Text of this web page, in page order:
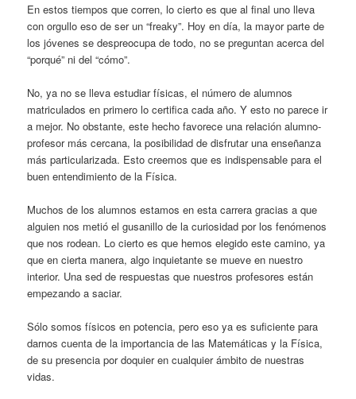
En estos tiempos que corren, lo cierto es que al final uno lleva
con orgullo eso de ser un “freaky”. Hoy en día, la mayor parte de
los jóvenes se despreocupa de todo, no se preguntan acerca del
“porqué” ni del “cómo”.
No, ya no se lleva estudiar físicas, el número de alumnos
matriculados en primero lo certifica cada año. Y esto no parece ir
a mejor. No obstante, este hecho favorece una relación alumno-
profesor más cercana, la posibilidad de disfrutar una enseñanza
más particularizada. Esto creemos que es indispensable para el
buen entendimiento de la Física.
Muchos de los alumnos estamos en esta carrera gracias a que
alguien nos metió el gusanillo de la curiosidad por los fenómenos
que nos rodean. Lo cierto es que hemos elegido este camino, ya
que en cierta manera, algo inquietante se mueve en nuestro
interior. Una sed de respuestas que nuestros profesores están
empezando a saciar.
Sólo somos físicos en potencia, pero eso ya es suficiente para
darnos cuenta de la importancia de las Matemáticas y la Física,
de su presencia por doquier en cualquier ámbito de nuestras
vidas.